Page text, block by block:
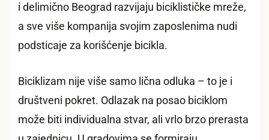
i delimično Beograd razvijaju biciklističke mreže,
a sve više kompanija svojim zaposlenima nudi
podsticaje za korišćenje bicikla.
Biciklizam nije više samo lična odluka – to je i
društveni pokret. Odlazak na posao biciklom
može biti individualna stvar, ali vrlo brzo prerasta